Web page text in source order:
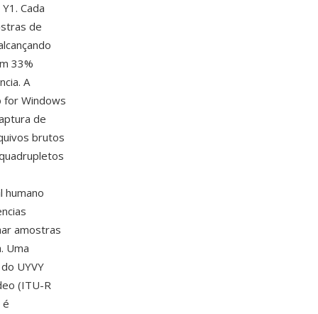
Cada
de
33%
A
for Windows
de
brutos
humano
amostras
Uma
UYVY
(ITU-R
é